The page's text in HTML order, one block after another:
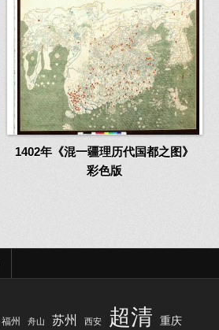
1402年《混一疆理历代国都之图》
彩色版
福州 舟山 苏州 西安 超清 重庆